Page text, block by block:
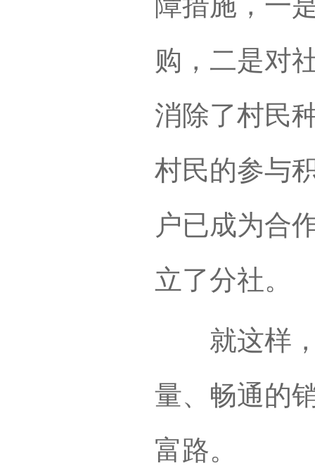
购，二是对
消除了村民
村民的参与
户已成为合
立了分社。
就这样，
量、畅通的
富路。